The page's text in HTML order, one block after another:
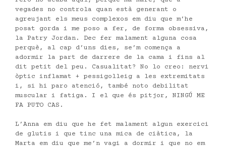
vegades no controla quan està generant o
agreujant els meus complexos em diu que m’he
posat gorda i me poso a fer, de forma obsessiva,
la Patry Jordan. Dec fer malament alguna cosa
perquè, al cap d’uns dies, se’m comença a
adormir la part de darrere de la cama i fins al
dit petit del peu. Casualitat? No lo creo: nervi
òptic inflamat + pessigolleig a les extremitats
i, si hi paro atenció, també noto debilitat
muscular i fatiga. I el que és pitjor, NINGÚ ME
FA PUTO CAS.
L’Anna em diu que he fet malament algun exercici
de glutis i que tinc una mica de ciàtica, la
Marta em diu que me’n vagi a dormir i que no em